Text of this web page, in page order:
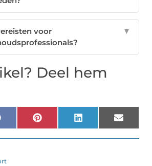
voor
▼
Deel hem
FacebookPinterest LinkedIn Email